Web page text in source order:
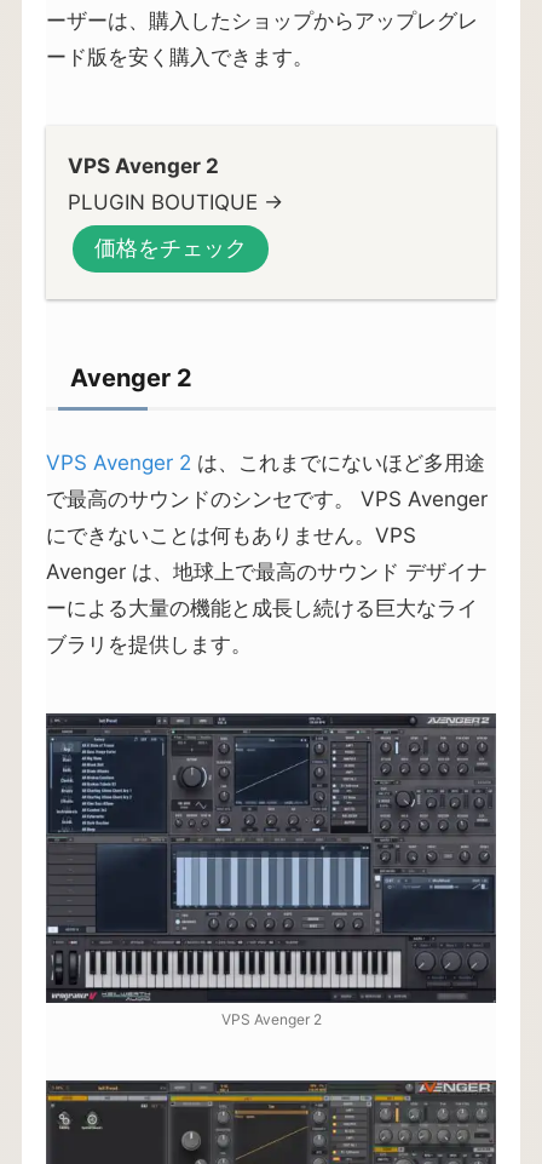
ーザーは、購入したショップからアップレグレ
ード版を安く購入できます。
VPS Avenger 2
PLUGIN BOUTIQUE →
価格をチェック
Avenger 2
VPS Avenger 2 は、これまでにないほど多用途
で最高のサウンドのシンセです。 VPS Avenger
にできないことは何もありません。VPS
Avenger は、地球上で最高のサウンド デザイナ
ーによる大量の機能と成長し続ける巨大なライ
ブラリを提供します。
VPS Avenger 2